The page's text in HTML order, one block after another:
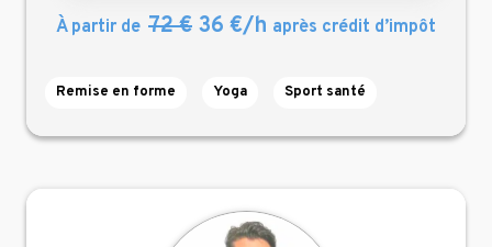
À partir de 72 € 36 €/h après crédit d’impôt
Remise en forme Yoga Sport santé